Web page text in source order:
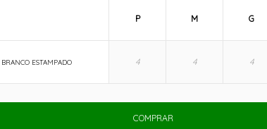
BRANCO ESTAMPADO
P M G
COMPRAR